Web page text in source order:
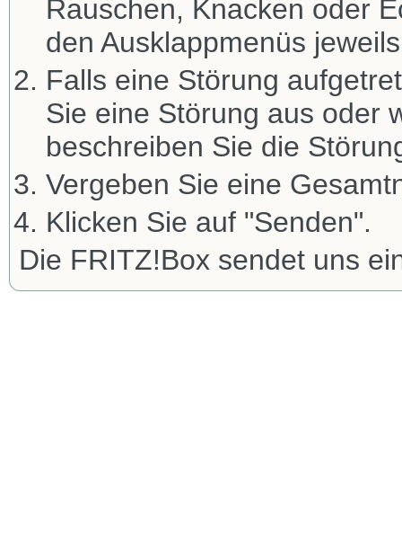
Rauschen, Knacken oder
den Ausklappmenüs
Falls eine Störung
Sie eine Störung aus oder
beschreiben Sie die
Vergeben Sie eine
Klicken Sie auf "Senden".
Die FRITZ!Box sendet uns